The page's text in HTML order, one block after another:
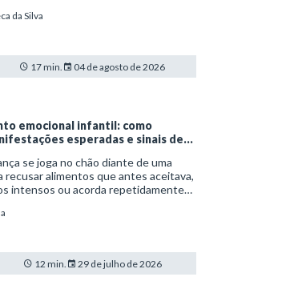
crianças com dificuldad
da Silva
17 min. 04 de agosto de 2026
emocional infantil: como
esperadas e sinais de
se joga no chão diante de uma
recusar alimentos que antes aceitava,
intensos ou acorda repetidamente
parte do desenvolvimento ou i
12 min. 29 de julho de 2026